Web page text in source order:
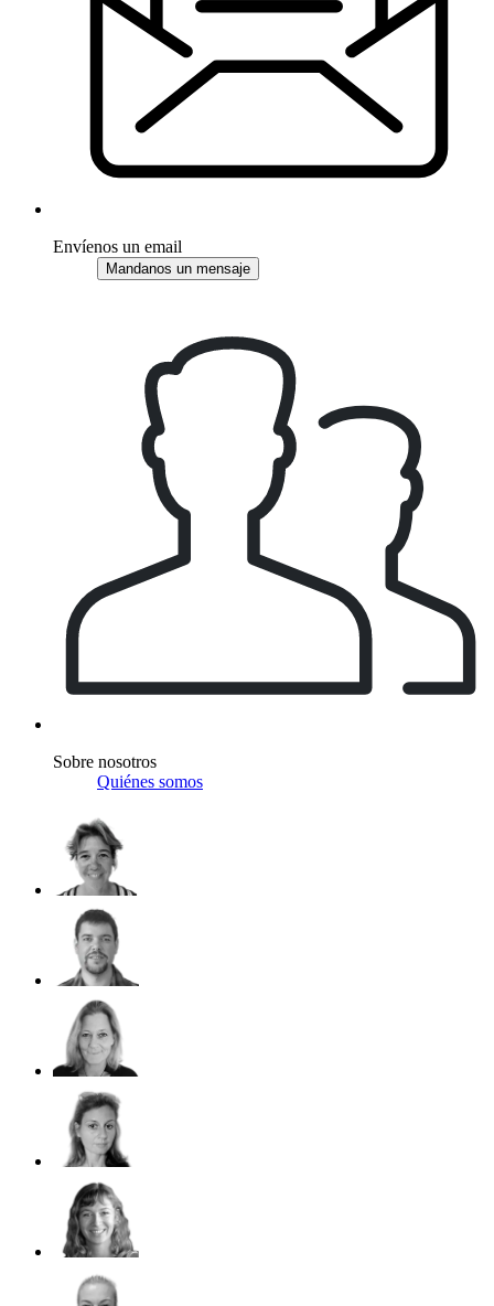
Envíenos un email
Mandanos un mensaje
Sobre nosotros
Quiénes somos